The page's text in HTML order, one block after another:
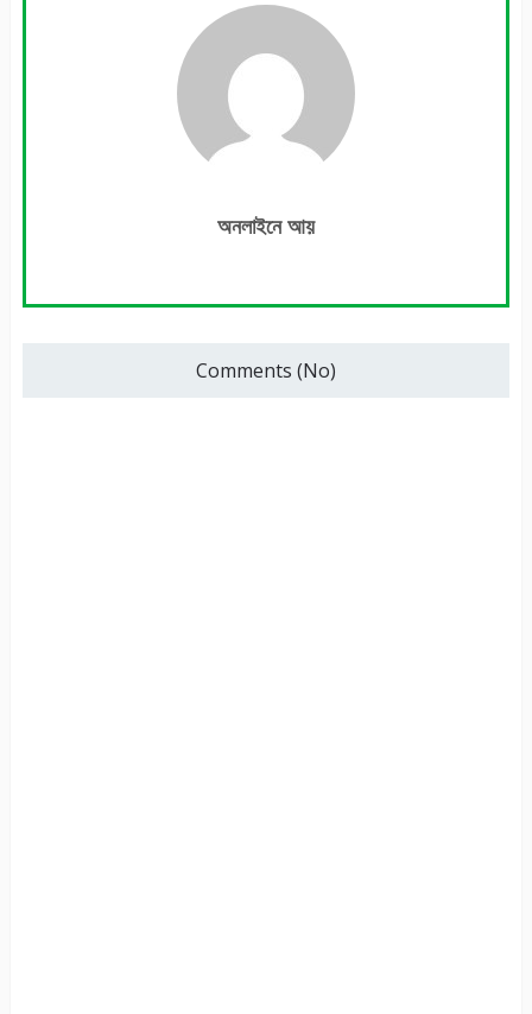
অনলাইনে আয়
Comments (No)